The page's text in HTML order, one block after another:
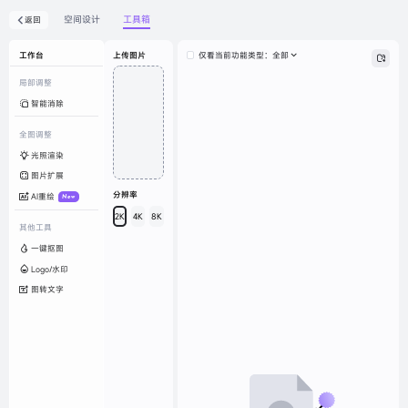
返回 空间设计 工具箱
工作台
局部调整
智能消除
全图调整
光照渲染
图片扩展
AI重绘 New
其他工具
一键抠图
Logo/水印
图转文字
上传图片
分辨率
2K 4K 8K
仅看当前功能类型：全部